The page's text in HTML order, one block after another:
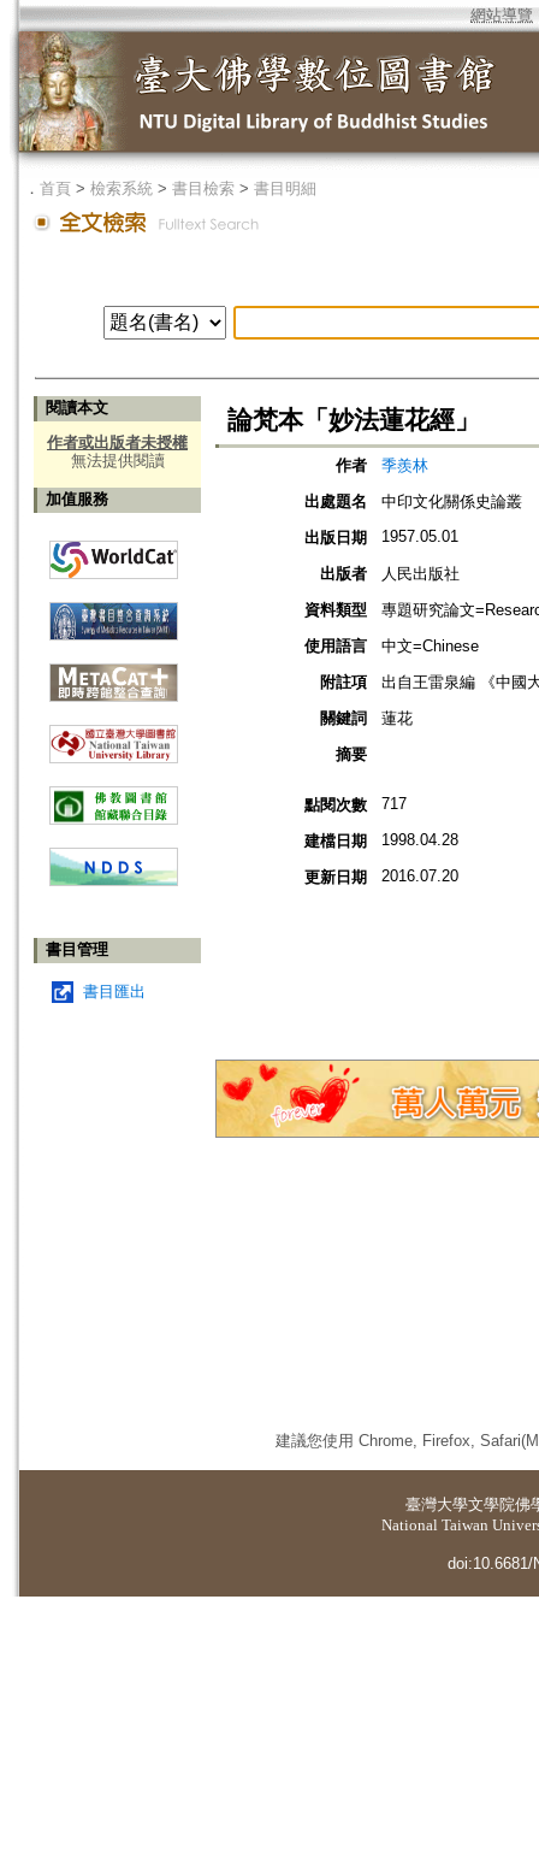
網站導覽
． 首頁 > 檢索系統 > 書目檢索 > 書目明細
閱讀本文
作者或出版者未授權
無法提供閱讀
加值服務
書目管理
書目匯出
論梵本「妙法蓮花經」
作者
季羨林
出處題名
中印文化關係史論叢
出版日期
1957.05.01
出版者
人民出版社
資料類型
專題研究論文
使用語言
中文=Chinese
附註項
出自王雷泉編 《中國
關鍵詞
蓮花
摘要
點閱次數 717
建檔日期 1998.04.28
更新日期 2016.07.20
建議您使用 Chrome, Firefox,
臺灣大學文學院佛
National Taiwan
doi:10.6681/